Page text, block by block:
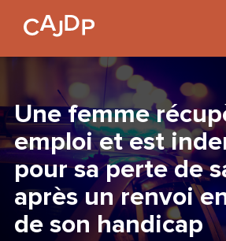
Une femme
emploi et est
pour sa perte de
après un renvoi
de son handicap